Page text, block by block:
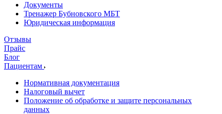
Документы
Тренажер Бубновского МБТ
Юридическая информация
Отзывы
Прайс
Блог
Пациентам
Нормативная документация
Налоговый вычет
Положение об обработке и защите персональных
данных